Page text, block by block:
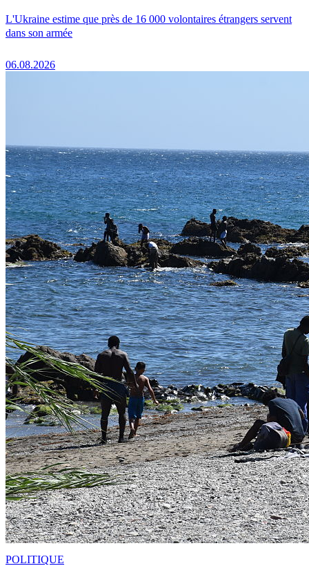
L'Ukraine estime que près de 16 000 volontaires étrangers servent
dans son armée
06.08.2026
POLITIQUE